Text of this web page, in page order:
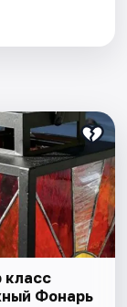
класс
Фонарь